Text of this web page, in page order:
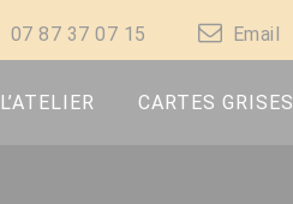
07 87 37 07 15 Email
L’ATELIER CARTES GRISES